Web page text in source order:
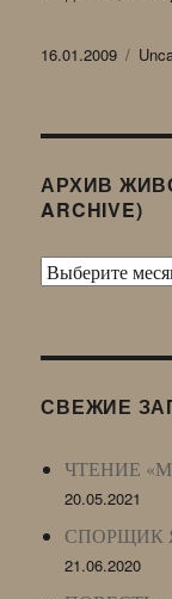
Опубликовано
16.01.2009
АРХИВ
ARCHIVE)
Архив
LJ
СВЕЖИЕ
ЧТЕНИЕ
20.05.2021
СПОРЩИК
21.06.2020